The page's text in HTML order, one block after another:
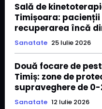
Sală de
Timișoara:
recuperarea încă
Sanatate 25 Iulie 2026
Două focare de
Timiș: zone de
supraveghere de 0-
Sanatate 12 Iulie 2026